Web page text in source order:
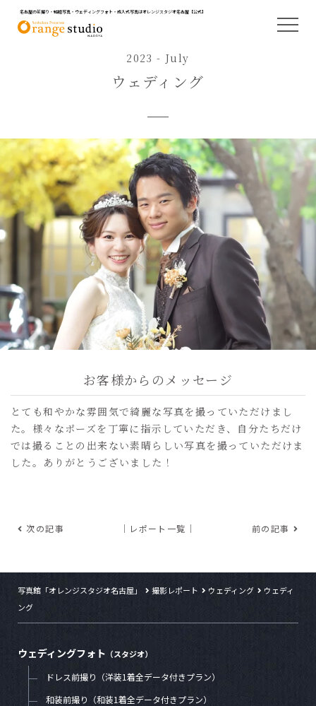
名古屋の前撮り・結婚写真・ウェディングフォト・成人式写真はオレンジスタジオ名古屋【公式】
2023 - July
ウェディング
お客様からのメッセージ
とても和やかな雰囲気で綺麗な写真を撮っていただけまし
た。様々なポーズを丁寧に指示していただき、自分たちだけ
では撮ることの出来ない素晴らしい写真を撮っていただけま
した。ありがとうございました！
次の記事 ｜レポート一覧｜ 前の記事
写真館「オレンジスタジオ名古屋」 撮影レポート ウェディング
ウェディ
ング
ウェディングフォト （スタジオ）
ドレス前撮り（洋装1着全データ付きプラン）
和装前撮り（和装1着全データ付きプラン）